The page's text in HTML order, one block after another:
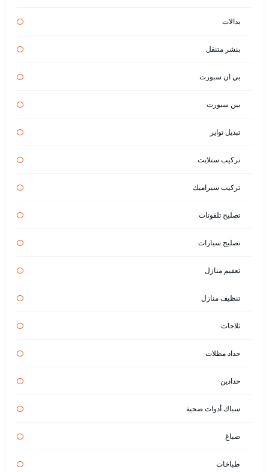
بدالات
بنشر متنقل
بي ان سبورت
بين سبورت
تبديل تواير
تركيب ستلايت
تركيب سيراميك
تصليح تلفونات
تصليح سيارات
تعقيم منازل
تنظيف منازل
ثلاجات
حداد مظلات
حدادين
سباك أدوات صحية
صباغ
طباخات